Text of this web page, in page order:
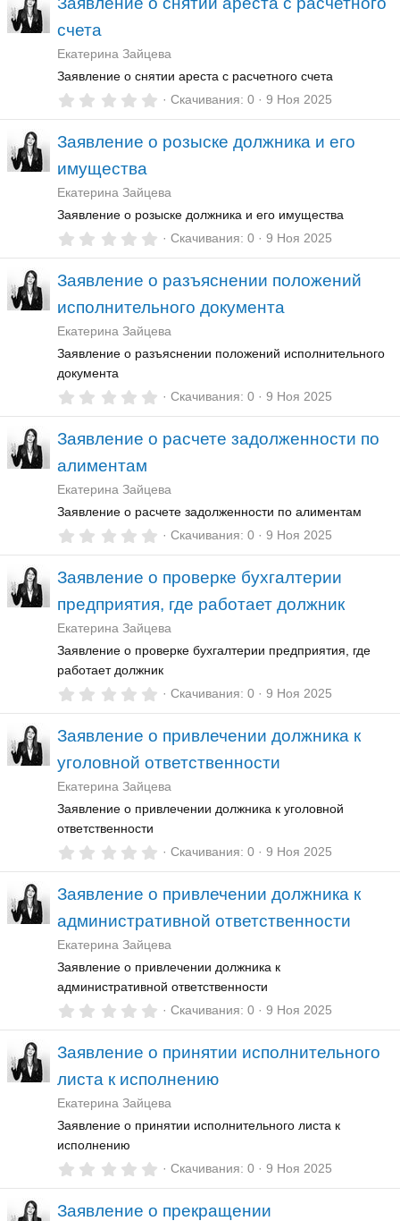
з
д
счета
Екатерина Зайцева
Заявление о снятии ареста с расчетного счета
0
0
з
з
д
Скачивания 0 9 Ноя 2025
Заявление о розыске должника и его
имущества
Екатерина Зайцева
Заявление о розыске должника и его имущества
0
0
з
в
з
д
Скачивания 0 9 Ноя 2025
Заявление о разъяснении положений
исполнительного документа
Екатерина Зайцева
Заявление о разъяснении положений исполнительного
документа
0
0
з
з
д
Скачивания 0 9 Ноя 2025
Заявление о расчете задолженности по
алиментам
Екатерина Зайцева
Заявление о расчете задолженности по алиментам
0
0
в
з
д
Скачивания 0 9 Ноя 2025
Заявление о проверке бухгалтерии
предприятия, где работает должник
Екатерина Зайцева
Заявление о проверке бухгалтерии предприятия, где
работает должник
0
0
в
з
д
Скачивания 0 9 Ноя 2025
Заявление о привлечении должника к
уголовной ответственности
Екатерина Зайцева
Заявление о привлечении должника к уголовной
ответственности
0
0
в
з
д
Скачивания 0 9 Ноя 2025
Заявление о привлечении должника к
административной ответственности
Екатерина Зайцева
Заявление о привлечении должника к
административной ответственности
0
0
в
з
д
Скачивания 0 9 Ноя 2025
Заявление о принятии исполнительного
листа к исполнению
Екатерина Зайцева
Заявление о принятии исполнительного листа к
исполнению
0
0
Скачивания 0 9 Ноя 2025
Заявление о прекращении